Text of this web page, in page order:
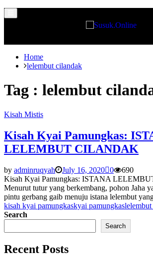
Menu
Home
lelembut cilandak
Tag : lelembut
Kisah Mistis
Kisah Kyai Pamungkas:
LELEMBUT CILANDAK
by adminruqyah July 16, 2020 0
690
Kisah Kyai Pamungkas: ISTANA
Menurut tutur yang berkembang, pohon Jaha
pintu gerbang gaib menuju istana lelembut
kisah kyai pamungkaskyai pamungkas
Search
Search
Recent Posts